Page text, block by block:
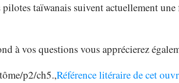
taïwanais suivent actuellement
à vos questions vous apprécierez
p2/ch5.,Référence litéraire de cet